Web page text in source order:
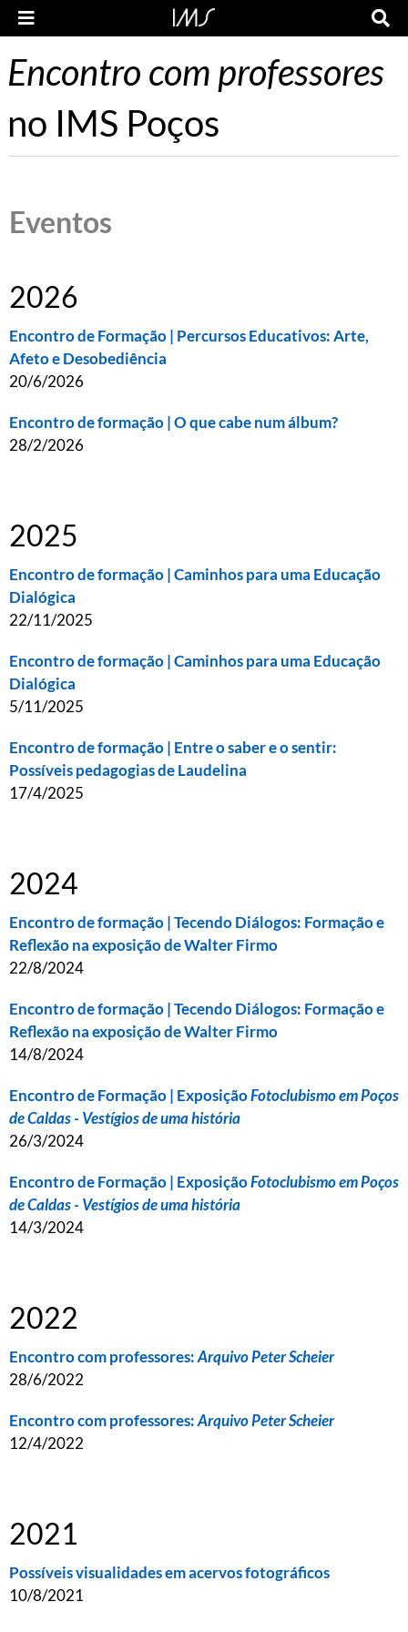
Encontro com professores
no IMS Poços
Eventos
2026
Encontro de Formação | Percursos Educativos: Arte,
Afeto e Desobediência
20/6/2026
Encontro de formação | O que cabe num álbum?
28/2/2026
2025
Encontro de formação​ | ​Caminhos para uma Educação
Dialógica
22/11/2025
Encontro de formação​ | ​Caminhos para uma Educação
Dialógica
5/11/2025
Encontro de formação​ | ​Entre o saber e o sentir:
Possíveis pedagogias de Laudelina
17/4/2025
2024
Encontro de formação | Tecendo Diálogos: Formação e
Reflexão na exposição de Walter Firmo
22/8/2024
Encontro de formação | Tecendo Diálogos: Formação e
Reflexão na exposição de Walter Firmo
14/8/2024
Encontro de Formação | ExposiçãoFotoclubismo em Poços
de Caldas - Vestígios de uma história
26/3/2024
Encontro de Formação | ExposiçãoFotoclubismo em Poços
de Caldas - Vestígios de uma história
14/3/2024
2022
Encontro com professores:Arquivo Peter Scheier
28/6/2022
Encontro com professores:Arquivo Peter Scheier
12/4/2022
2021
Possíveis visualidades em acervos fotográficos
10/8/2021